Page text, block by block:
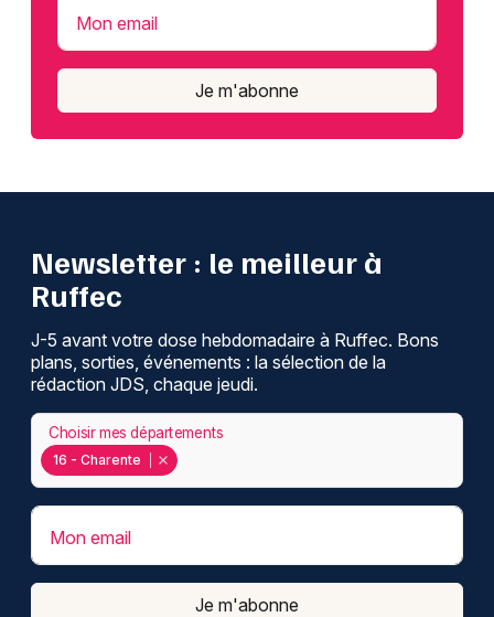
Mon email
Je m'abonne
Newsletter : le meilleur à
Ruffec
J-5 avant votre dose hebdomadaire à Ruffec. Bons
plans, sorties, événements : la sélection de la
rédaction JDS, chaque jeudi.
16 - Charente
Choisir mes départements
Mon email
Je m'abonne